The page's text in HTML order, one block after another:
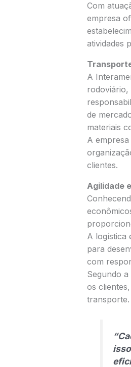
Com
empresa
atividades
A
rodoviário,
de
materiais
A
clientes.
Agilidade
A logística
para
com
Segundo
os
transporte.